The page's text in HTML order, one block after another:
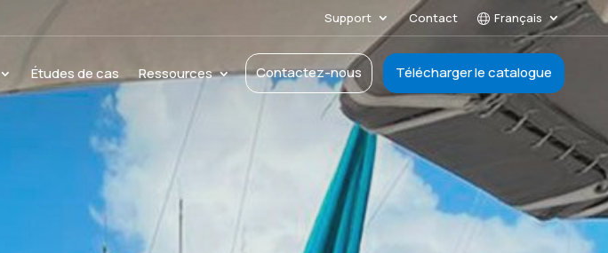
Support Contact Français
Études de cas Ressources Contactez-nous Télécharger le catalogue